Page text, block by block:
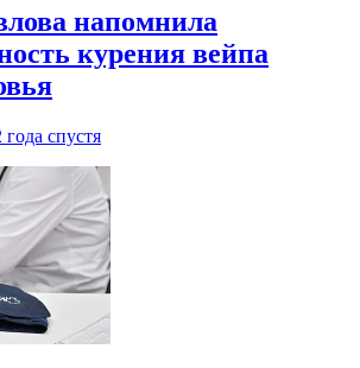
напомнила
курения вейпа
года спустя